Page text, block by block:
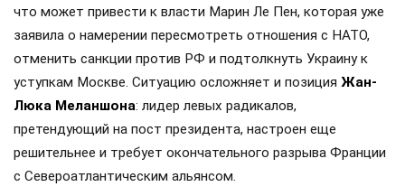
что может привести к власти Марин Ле Пен, которая уже
заявила о намерении пересмотреть отношения с НАТО,
отменить санкции против РФ и подтолкнуть Украину к
уступкам Москве. Ситуацию осложняет и позиция Жан-
Люка Меланшона: лидер левых радикалов,
претендующий на пост президента, настроен еще
решительнее и требует окончательного разрыва Франции
с Североатлантическим альянсом.